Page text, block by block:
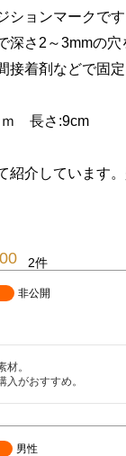
ションマークです
深さ2～3mmの穴
接着剤などで固
長さ:9cm
紹介しています
2
非公開
材。
入がおすすめ。
男性